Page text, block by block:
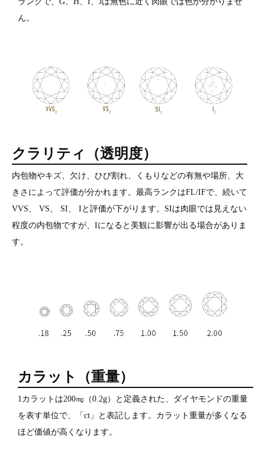
ん。
クラリティ（透明度）
内包物やキズ、欠け、ひび割れ、くもりなどの有無や場所、大
きさによって評価が分かれます。最高ランクはFL/IFで、続いて
VVS、 VS、 SI、 Iと評価が下がります。SIは肉眼では見えない
程度の内包物ですが、Iになると美観に影響が出る場合がありま
す。
カラット（重量）
1カラットは200㎎（0.2g）と定義された、ダイヤモンドの重量
を表す単位で、「ct」と表記します。カラット重量が多くなる
ほど価値が高くなります。